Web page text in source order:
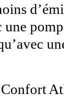
une